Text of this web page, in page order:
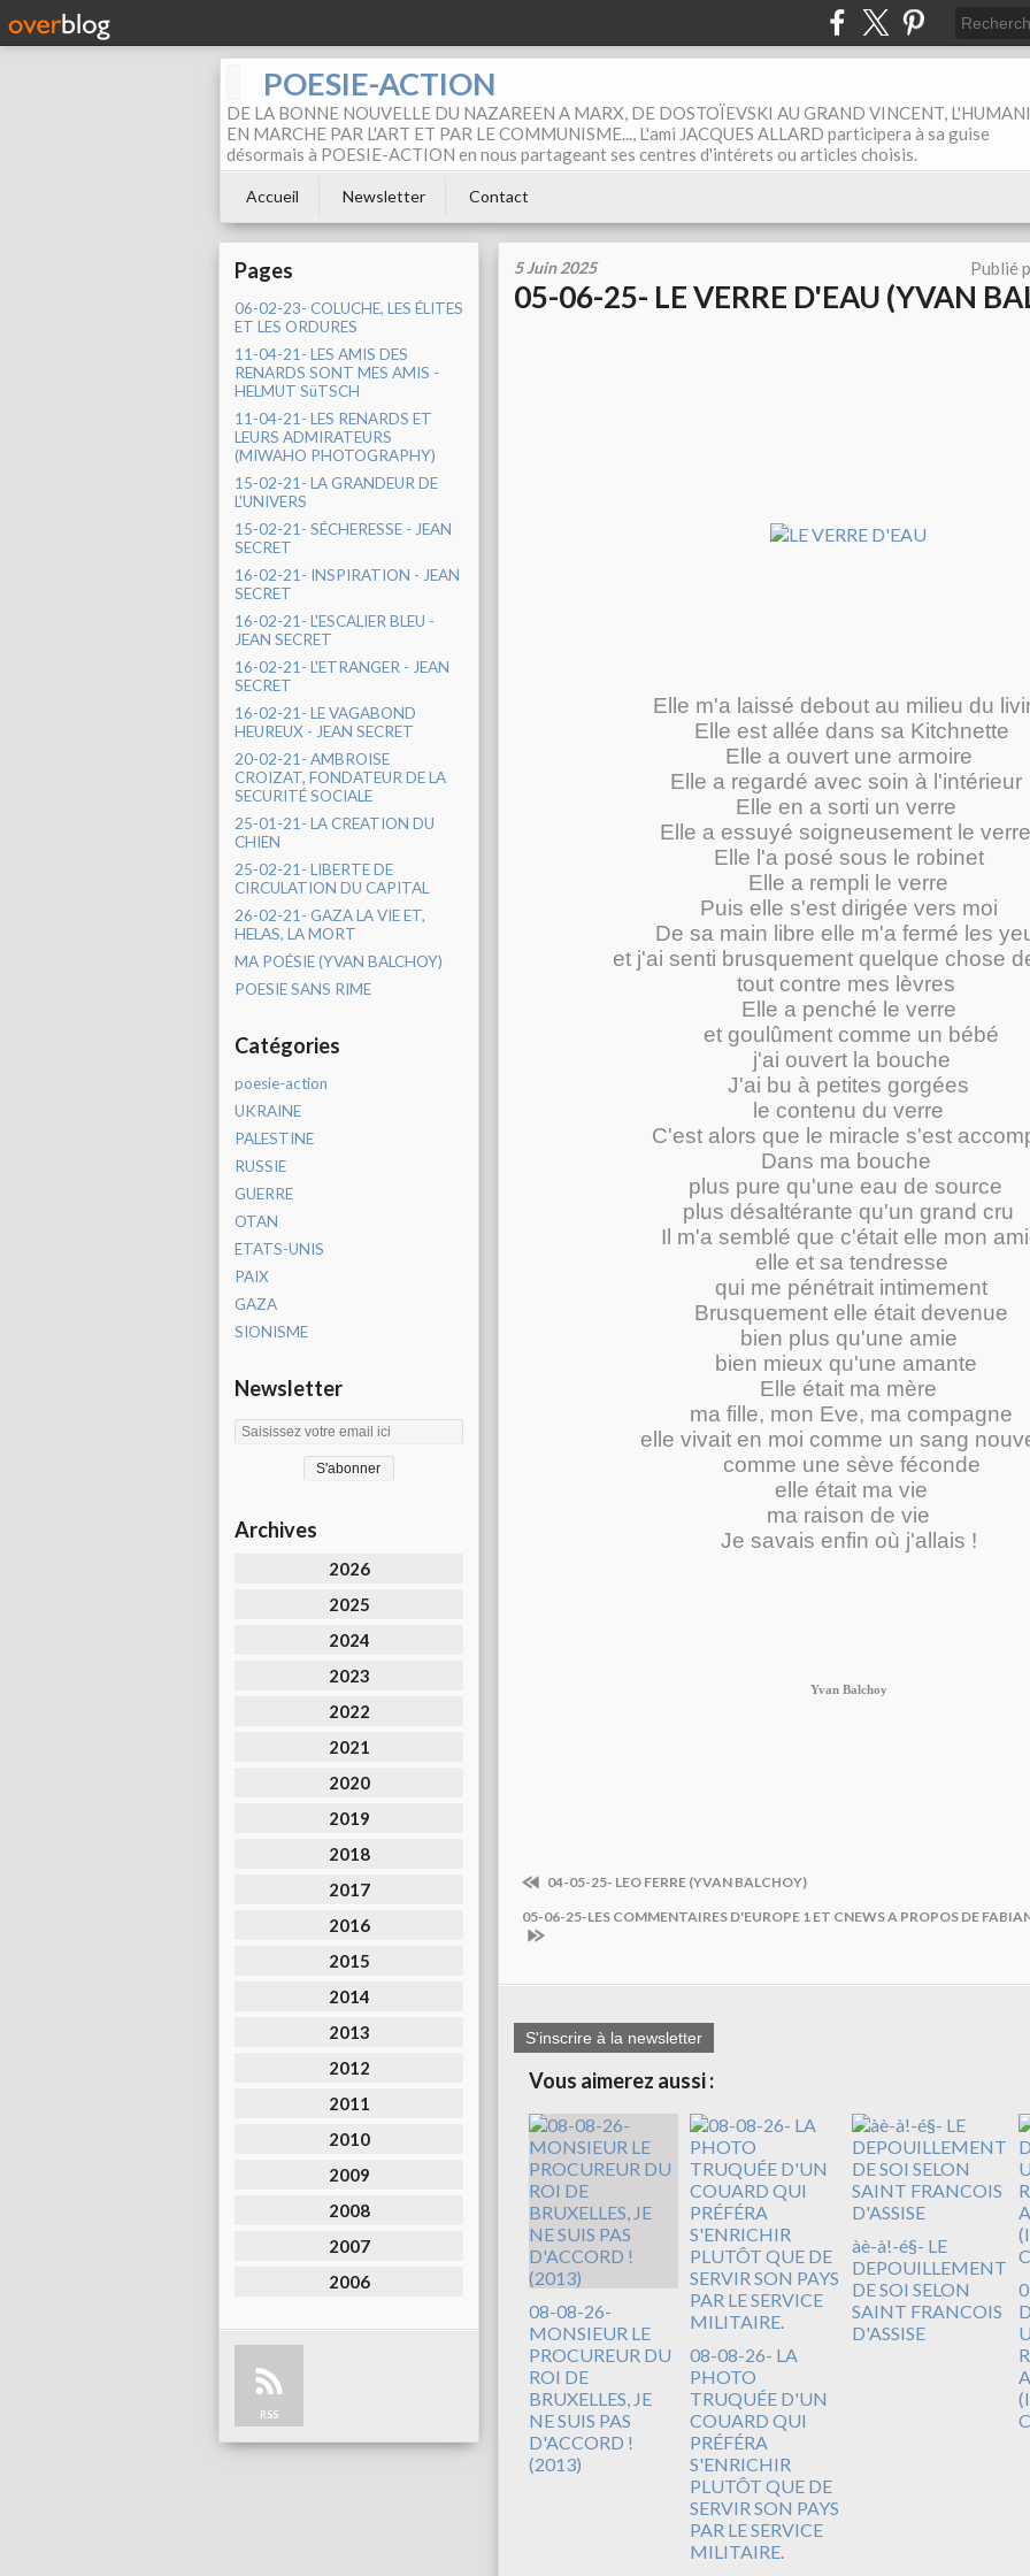
POESIE-ACTION
DE LA BONNE NOUVELLE DU NAZAREEN A MARX, DE DOSTOÏEVSKI AU GRAND VINCENT,
EN MARCHE PAR L'ART ET PAR LE COMMUNISME..., L'ami JACQUES ALLARD participera à sa guise
désormais à POESIE-ACTION en nous partageant ses centres d'intérets ou articles choisis.
Accueil Newsletter Contact
Pages
06-02-23- COLUCHE, LES ÉLITES
ET LES ORDURES
11-04-21- LES AMIS DES
RENARDS SONT MES AMIS -
HELMUT SüTSCH
11-04-21- LES RENARDS ET
LEURS ADMIRATEURS
(MIWAHO PHOTOGRAPHY)
15-02-21- LA GRANDEUR DE
L'UNIVERS
15-02-21- SÉCHERESSE - JEAN
SECRET
16-02-21- INSPIRATION - JEAN
SECRET
16-02-21- L'ESCALIER BLEU -
JEAN SECRET
16-02-21- L'ETRANGER - JEAN
SECRET
16-02-21- LE VAGABOND
HEUREUX - JEAN SECRET
20-02-21- AMBROISE
CROIZAT, FONDATEUR DE LA
SECURITÉ SOCIALE
25-01-21- LA CREATION DU
CHIEN
25-02-21- LIBERTE DE
CIRCULATION DU CAPITAL
26-02-21- GAZA LA VIE ET,
HELAS, LA MORT
MA POÉSIE (YVAN BALCHOY)
POESIE SANS RIME
Catégories
poesie-action
UKRAINE
PALESTINE
RUSSIE
GUERRE
OTAN
ETATS-UNIS
PAIX
GAZA
SIONISME
Newsletter
Archives
2026
2025
2024
2023
2022
2021
2020
2019
2018
2017
2016
2015
2014
2013
2012
2011
2010
2009
2008
2007
2006
RSS
5 Juin 2025 Publié
05-06-25- LE VERRE D'EAU (YVAN
Elle m'a laissé debout au milieu du
Elle est allée dans sa Kitchnette
Elle a ouvert une armoire
Elle a regardé avec soin à l'intérieur
Elle en a sorti un verre
Elle a essuyé soigneusement le verre
Elle l'a posé sous le robinet
Elle a rempli le verre
Puis elle s'est dirigée vers moi
De sa main libre elle m'a fermé les
et j'ai senti brusquement quelque chose
tout contre mes lèvres
Elle a penché le verre
et goulûment comme un bébé
j'ai ouvert la bouche
J'ai bu à petites gorgées
le contenu du verre
C'est alors que le miracle s'est
Dans ma bouche
plus pure qu'une eau de source
plus désaltérante qu'un grand cru
Il m'a semblé que c'était elle mon
elle et sa tendresse
qui me pénétrait intimement
Brusquement elle était devenue
bien plus qu'une amie
bien mieux qu'une amante
Elle était ma mère
ma fille, mon Eve, ma compagne
elle vivait en moi comme un sang
comme une sève féconde
elle était ma vie
ma raison de vie
Je savais enfin où j'allais !
Yvan Balchoy
04-05-25- LEO FERRE (YVAN BALCHOY)
05-06-25-LES COMMENTAIRES D'EUROPE 1 ET CNEWS A PROPOS DE
S'inscrire à la newsletter
Vous aimerez aussi :
08-08-26-
MONSIEUR LE
PROCUREUR DU
ROI DE
BRUXELLES, JE
NE SUIS PAS
D'ACCORD !
(2013)
08-08-26- LA
PHOTO
TRUQUÉE D'UN
COUARD QUI
PRÉFÉRA
S'ENRICHIR
PLUTÔT QUE DE
SERVIR SON PAYS
PAR LE SERVICE
MILITAIRE.
àè-à!-é§- LE
DEPOUILLEMENT
DE SOI SELON
SAINT FRANCOIS
D'ASSISE